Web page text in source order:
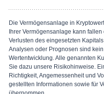
Die Vermögensanlage in
Ihrer Vermögensanlage kann
Verlusten des eingesetzten
Analysen oder Prognosen sind
Wertentwicklung. Alle genannten
Sie dazu unsere Risikohinweise.
Richtigkeit, Angemessenheit und
gestellten Informationen sowie für